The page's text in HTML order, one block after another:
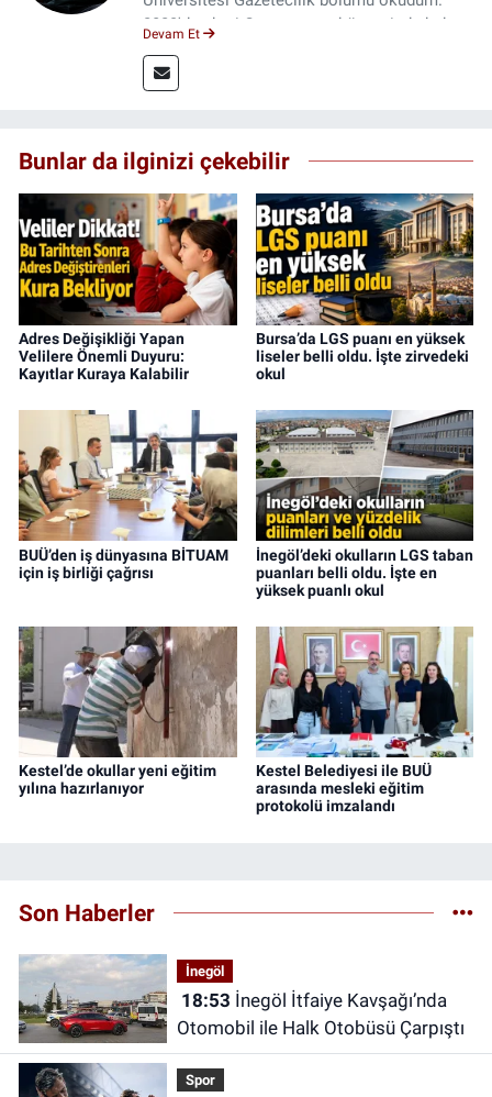
2023'den beri Genç gazete bünyesinde haber
Devam Et
Bunlar da ilginizi çekebilir
Adres Değişikliği Yapan
Velilere Önemli Duyuru:
Kayıtlar Kuraya Kalabilir
Bursa’da LGS puanı en yüksek
liseler belli oldu. İşte zirvedeki
okul
BUÜ’den iş dünyasına BİTUAM
için iş birliği çağrısı
İnegöl’deki okulların LGS taban
puanları belli oldu. İşte en
yüksek puanlı okul
Kestel’de okullar yeni eğitim
yılına hazırlanıyor
Kestel Belediyesi ile BUÜ
arasında mesleki eğitim
protokolü imzalandı
Son Haberler
İnegöl
18:53
Otomobil ile Halk Otobüsü Çarpıştı
Spor